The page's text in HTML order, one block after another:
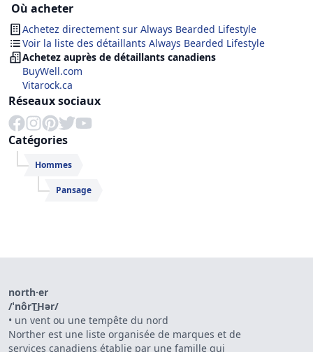
Où acheter
Achetez directement sur Always Bearded Lifestyle
Voir la liste des détaillants Always Bearded Lifestyle
Achetez auprès de détaillants canadiens
BuyWell.com
Vitarock.ca
Réseaux sociaux
Catégories
Hommes
Pansage
north·er
/ˈnôrT͟Hər/
• un vent ou une tempête du nord
Norther est une liste organisée de marques et de
services canadiens établie par une famille qui